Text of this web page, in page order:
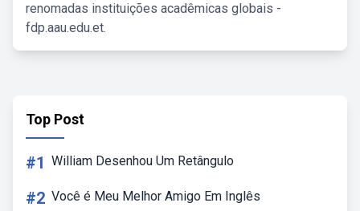
renomadas instituições acadêmicas globais -
fdp.aau.edu.et.
Top Post
#1 William Desenhou Um Retângulo
#2 Você é Meu Melhor Amigo Em Inglês